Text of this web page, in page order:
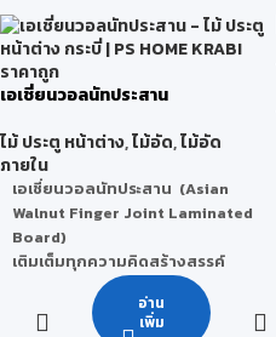
เอเชี่ยนวอลนัทประสาน
ไม้ ประตู หน้าต่าง,ไม้อัด,ไม้อัด
ภายใน
เอเชี่ยนวอลนัทประสาน (Asian
Walnut Finger Joint Laminated
Board)
เติมเต็มทุกความคิดสร้างสรรค์
ผสานด้วยลวดลายของไม้เอเชี่ยน
วอลนัทที่เหมือนไม้สักจริงได้อย่าง
อ่าน
เพิ่ม